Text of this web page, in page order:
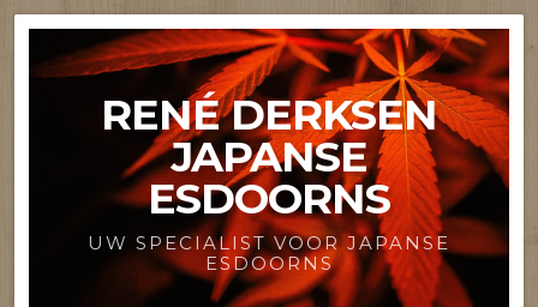
RENÉ DERKSEN
JAPANSE
ESDOORNS
UW SPECIALIST VOOR JAPANSE
ESDOORNS